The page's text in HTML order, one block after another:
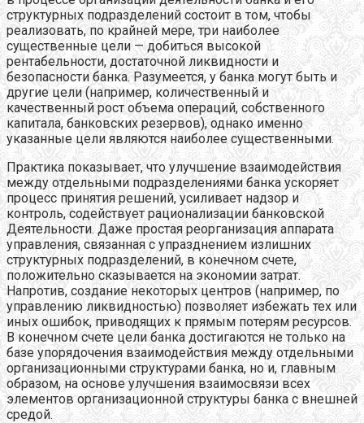
структурных подразделений состоит в том, чтобы
реализовать, по крайней мере, три наиболее
существенные цели — добиться высокой
рентабельности, достаточной ликвидности и
безопасности банка. Разумеется, у банка могут быть и
другие цели (например, количественный и
качественный рост объема операций, собственного
капитала, банковских резервов), однако именно
указанные цели являются наиболее существенными.
Практика показывает, что улучшение взаимодействия
между отдельными подразделениями банка ускоряет
процесс принятия решений, усиливает надзор и
контроль, содействует рационализации банковской
Деятельности. Даже простая реорганизация аппарата
управления, связанная с упразднением излишних
структурных подразделений, в конечном счете,
положительно сказывается на экономии затрат.
Напротив, создание некоторых центров (например, по
управлению ликвидностью) позволяет избежать тех или
иных ошибок, приводящих к прямым потерям ресурсов.
В конечном счете цели банка достигаются не только на
базе упорядочения взаимодействия между отдельными
организационными структурами банка, но и, главным
образом, на основе улучшения взаимосвязи всех
элементов организационной структуры банка с внешней
средой.